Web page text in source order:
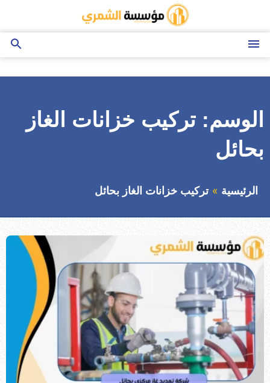
إلى
المحتوى
القائمة
بحث
الوسم: تركيب خزانات الغاز
بحائل
الرئيسية تركيب خزانات الغاز بحائل